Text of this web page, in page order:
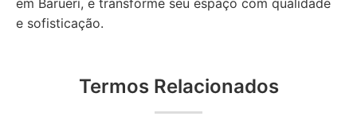
em Barueri, e transforme seu espaço com qualidade
e sofisticação.
Termos Relacionados